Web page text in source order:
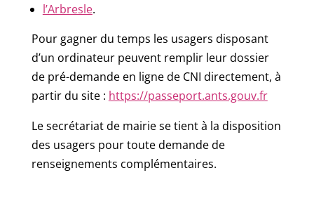
l’Arbresle.
Pour gagner du temps les usagers disposant
d’un ordinateur peuvent remplir leur dossier
de pré-demande en ligne de CNI directement, à
partir du site : https://passeport.ants.gouv.fr
Le secrétariat de mairie se tient à la disposition
des usagers pour toute demande de
renseignements complémentaires.